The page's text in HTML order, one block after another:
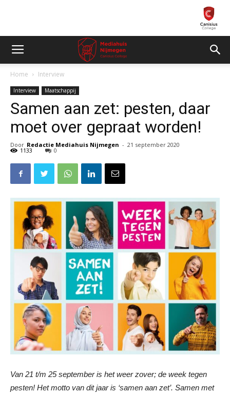
Home Interview
Interview Maatschappij
Samen aan zet: pesten, daar
moet over gepraat worden!
Door Redactie Mediahuis Nijmegen - 21 september 2020
1133 0
Van 21 t/m 25 september is het weer zover; de week tegen
pesten! Het motto van dit jaar is ‘samen aan zet’. Samen met